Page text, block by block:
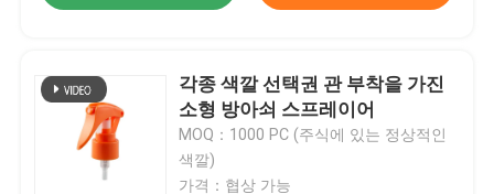
각종 색깔 선택권 관 부착을 가진
소형 방아쇠 스프레이어
MOQ：1000 PC (주식에 있는 정상적인
색깔)
가격：협상 가능